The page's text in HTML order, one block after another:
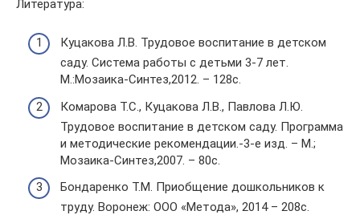
Литература:
Куцакова Л.В. Трудовое воспитание в детском
саду. Система работы с детьми 3-7 лет.
М.:Мозаика-Синтез,2012. – 128с.
Комарова Т.С., Куцакова Л.В., Павлова Л.Ю.
Трудовое воспитание в детском саду. Программа
и методические рекомендации.-3-е изд. – М.;
Мозаика-Синтез,2007. – 80с.
Бондаренко Т.М. Приобщение дошкольников к
труду. Воронеж: ООО «Метода», 2014 – 208с.